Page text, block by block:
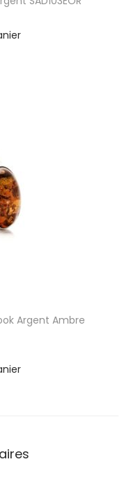
Argent Ambre